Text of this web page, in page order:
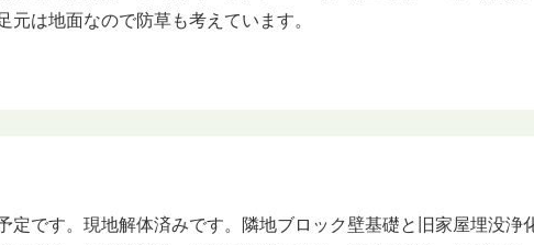
元は地面なので防草も考えています。
定です。現地解体済みです。隣地ブロック壁基礎と旧家屋埋没浄